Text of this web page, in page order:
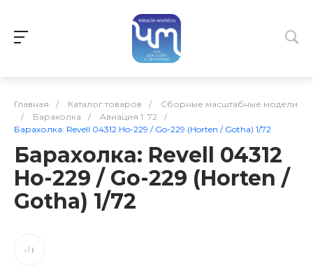
Главная / Каталог товаров /
Сборные масштабные модели
/
Барахолка / Авиация 1: 72
/
Барахолка: Revell 04312 Ho-229 / Go-229 (Horten / Gotha) 1/72
Барахолка: Revell 04312
Ho-229 / Go-229 (Horten /
Gotha) 1/72